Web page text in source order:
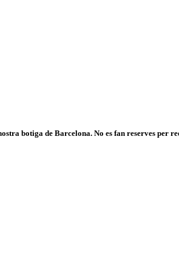
botiga de Barcelona. No es fan reserves per